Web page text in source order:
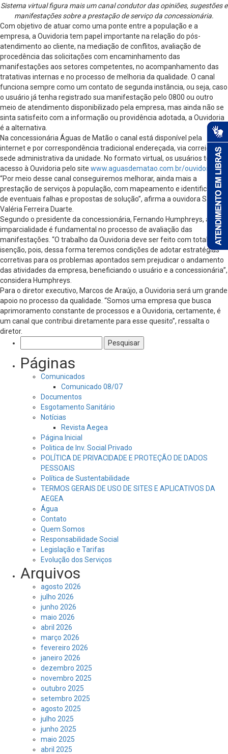
Sistema virtual figura mais um canal condutor das opiniões, sugestões e
manifestações sobre a prestação de serviço da concessionária.
Com objetivo de atuar como uma ponte entre a população e a
empresa, a Ouvidoria tem papel importante na relação do pós-
atendimento ao cliente, na mediação de conflitos, avaliação de
procedência das solicitações com encaminhamento das
manifestações aos setores competentes, no acompanhamento das
tratativas internas e no processo de melhoria da qualidade. O canal
funciona sempre como um contato de segunda instância, ou seja, caso
o usuário já tenha registrado sua manifestação pelo 0800 ou outro
meio de atendimento disponibilizado pela empresa, mas ainda não se
sinta satisfeito com a informação ou providência adotada, a Ouvidoria
é a alternativa.
Na concessionária Águas de Matão o canal está disponível pela
internet e por correspondência tradicional endereçada, via correio, à
sede administrativa da unidade. No formato virtual, os usuários têm
acesso à Ouvidoria pelo site www.aguasdematao.com.br/ouvidoria
.
“Por meio desse canal conseguiremos melhorar, ainda mais a
prestação de serviços à população, com mapeamento e identificação
de eventuais falhas e propostas de solução”, afirma a ouvidora Sandra
Valéria Ferreira Duarte.
Segundo o presidente da concessionária, Fernando Humphreys, a
imparcialidade é fundamental no processo de avaliação das
manifestações. “O trabalho da Ouvidoria deve ser feito com total
isenção, pois, dessa forma teremos condições de adotar estratégias
corretivas para os problemas apontados sem prejudicar o andamento
das atividades da empresa, beneficiando o usuário e a concessionária”,
considera Humphreys.
Para o diretor executivo, Marcos de Araújo, a Ouvidoria será um grande
apoio no processo da qualidade. “Somos uma empresa que busca
aprimoramento constante de processos e a Ouvidoria, certamente, é
um canal que contribui diretamente para esse quesito”, ressalta o
diretor.
por:
Páginas
Comunicados
Comunicado 08/07
Documentos
Esgotamento Sanitário
Notícias
Revista Aegea
Página Inicial
Politica de Inv. Social Privado
POLÍTICA DE PRIVACIDADE E PROTEÇÃO DE DADOS
PESSOAIS
Política de Sustentabilidade
TERMOS GERAIS DE USO DE SITES E APLICATIVOS DA
AEGEA
Água
Contato
Quem Somos
Responsabilidade Social
Legislação e Tarifas
Evolução dos Serviços
Arquivos
agosto 2026
julho 2026
junho 2026
maio 2026
abril 2026
março 2026
fevereiro 2026
janeiro 2026
dezembro 2025
novembro 2025
outubro 2025
setembro 2025
agosto 2025
julho 2025
junho 2025
maio 2025
abril 2025